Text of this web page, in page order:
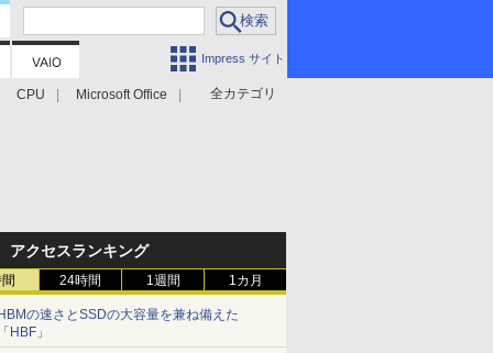
Impress サイト
全カテゴリ
CPU Microsoft Office
アクセスランキング
24時間 1週間 1カ月
の速さとSSDの大容量を兼ね備えた
HBF」